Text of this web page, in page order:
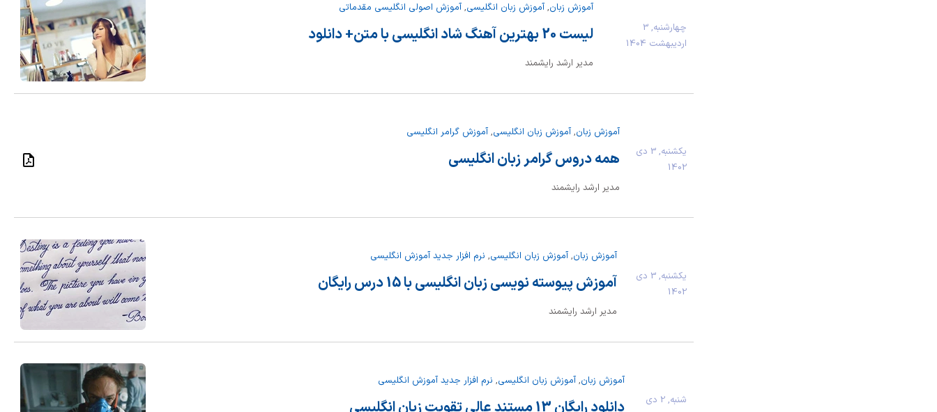
چهارشنبه, 3
اردیبهشت 1404
آموزش زبان,آموزش زبان انگلیسی,آموزش اصولی انگلیسی مقدماتی
لیست 20 بهترین آهنگ شاد انگلیسی با متن+ دانلود
مدیر ارشد رایشمند
يكشنبه, 3 دی
1402
آموزش زبان,آموزش زبان انگلیسی,آموزش گرامر انگلیسی
همه دروس گرامر زبان انگلیسی
مدیر ارشد رایشمند
يكشنبه, 3 دی
1402
آموزش زبان,آموزش زبان انگلیسی, نرم افزار جدید آموزش انگلیسی
آموزش پیوسته نویسی زبان انگلیسی با 15 درس رایگان
مدیر ارشد رایشمند
شنبه, 2 دی
آموزش زبان,آموزش زبان انگلیسی, نرم افزار جدید آموزش انگلیسی
دانلود رایگان 13 مستند عالی تقویت زبان انگلیسی